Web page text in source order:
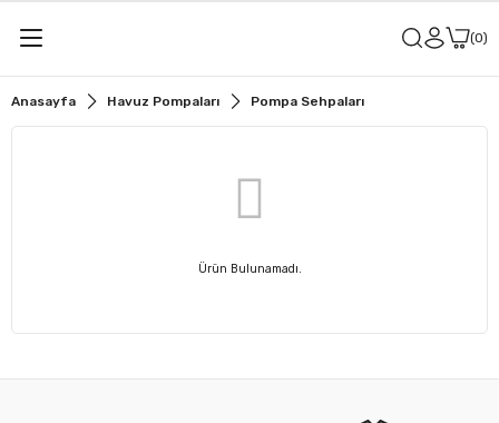
0
Anasayfa Havuz Pompaları Pompa Sehpaları
Ürün Bulunamadı.